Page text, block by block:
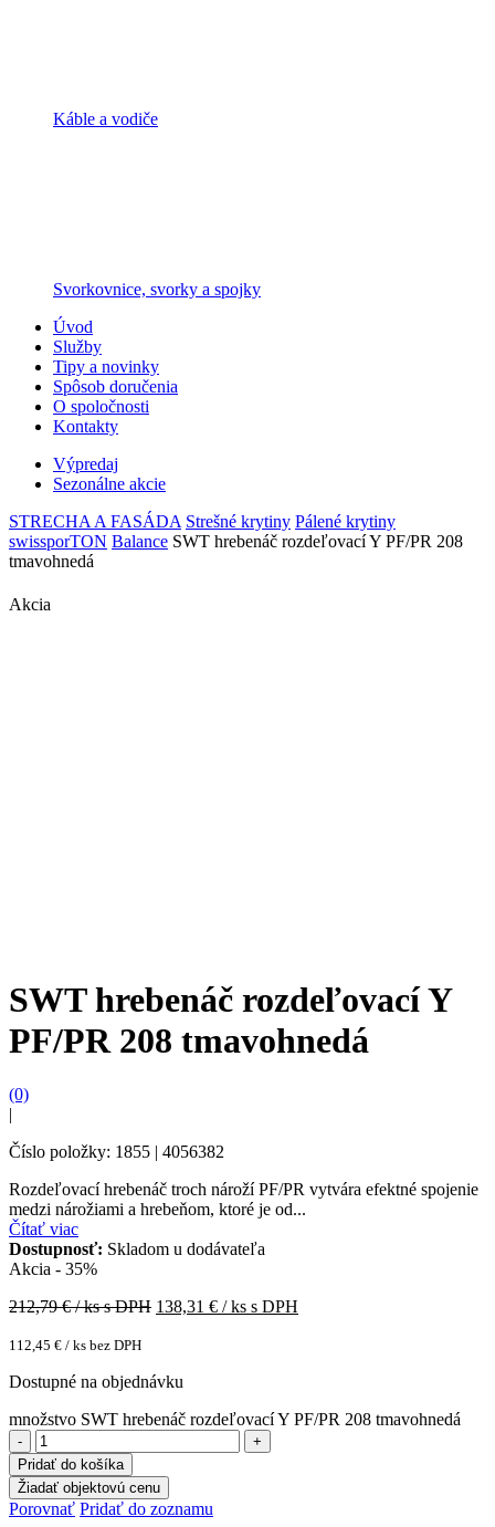
Káble a vodiče
Svorkovnice, svorky a spojky
Úvod
Služby
Tipy a novinky
Spôsob doručenia
O spoločnosti
Kontakty
Výpredaj
Sezonálne akcie
STRECHA A FASÁDA Strešné krytiny Pálené krytiny
swissporTON Balance SWT hrebenáč rozdeľovací Y PF/PR 208
tmavohnedá
Akcia
SWT hrebenáč rozdeľovací Y
PF/PR 208 tmavohnedá
(0)
|
Číslo položky: 1855 | 4056382
Rozdeľovací hrebenáč troch nároží PF/PR vytvára efektné spojenie
medzi nárožiami a hrebeňom, ktoré je od...
Čítať viac
Dostupnosť: Skladom u dodávateľa
Akcia - 35%
212,79€ / ks s DPH 138,31 € / ks s DPH
112,45 € / ks bez DPH
Dostupné na objednávku
množstvo SWT hrebenáč rozdeľovací Y PF/PR 208 tmavohnedá
Pridať do košíka
Žiadať objektovú cenu
Porovnať Pridať do zoznamu